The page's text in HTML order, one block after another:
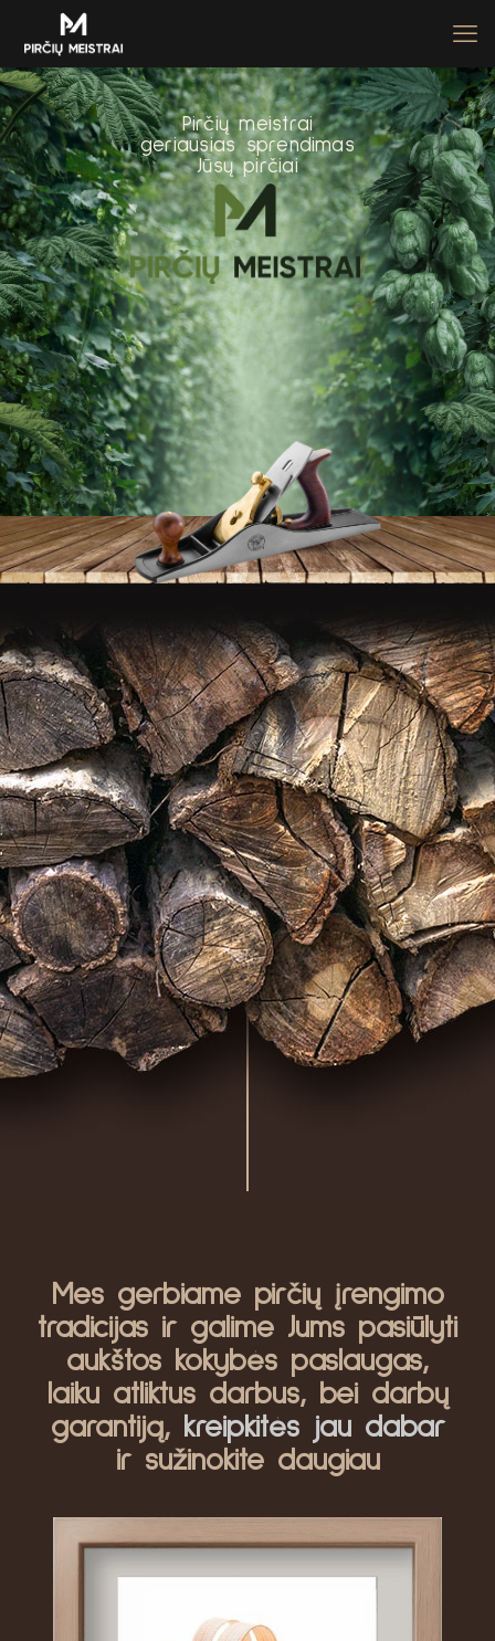
Pirčių meistrai
geriausias sprendimas
Jūsų pirčiai
Mes gerbiame pirčių įrengimo
tradicijas ir galime Jums pasiūlyti
aukštos kokybės paslaugas,
laiku atliktus darbus, bei darbų
garantiją, kreipkitės jau dabar
ir sužinokite daugiau